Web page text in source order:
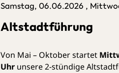
Samstag, 06.06.2026 ,
Altstadtführung
Von Mai – Oktober startet
Uhr unsere 2-stündige